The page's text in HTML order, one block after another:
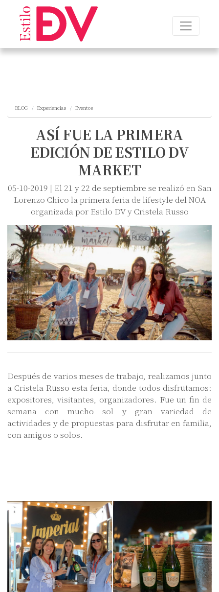
BLOG Experiencias Eventos
ASÍ FUE LA PRIMERA
EDICIÓN DE ESTILO DV
MARKET
05-10-2019 | El 21 y 22 de septiembre se realizó en San
Lorenzo Chico la primera feria de lifestyle del NOA
organizada por Estilo DV y Cristela Russo
Después de varios meses de trabajo, realizamos junto
a Cristela Russo esta feria, donde todos disfrutamos:
expositores, visitantes, organizadores. Fue un fin de
semana con mucho sol y gran variedad de
actividades y de propuestas para disfrutar en familia,
con amigos o solos.